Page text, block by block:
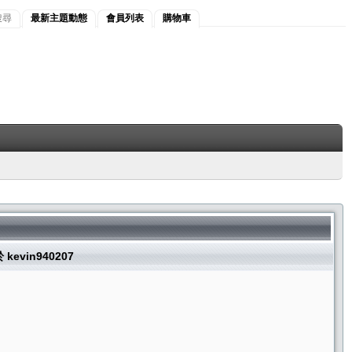
尋 最新主題動態 會員列表 購物車
kevin940207